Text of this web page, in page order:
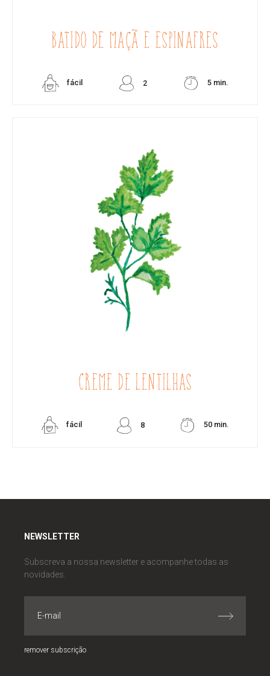
BATIDO DE MAÇÃ E ESPINAFRES
fácil 2 5 min.
CREME DE LENTILHAS
fácil 8 50 min.
NEWSLETTER
Subscreva a nossa newsletter e acompanhe todas as
novidades.
remover subscrição